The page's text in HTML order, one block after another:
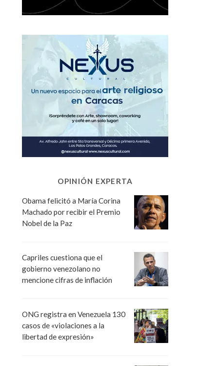
OPINIÓN EXPERTA
Obama felicitó a María Corina
Machado por recibir el Premio
Nobel de la Paz
Capriles cuestiona que el
gobierno venezolano no
mencione cifras de inflación
ONG registra en Venezuela 130
casos de «violaciones a la
libertad de expresión»